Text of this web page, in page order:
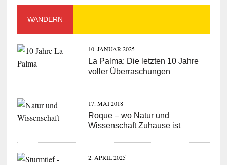
WANDERN
10. JANUAR 2025
La Palma: Die letzten 10 Jahre
voller Überraschungen
17. MAI 2018
Roque – wo Natur und
Wissenschaft Zuhause ist
2. APRIL 2025